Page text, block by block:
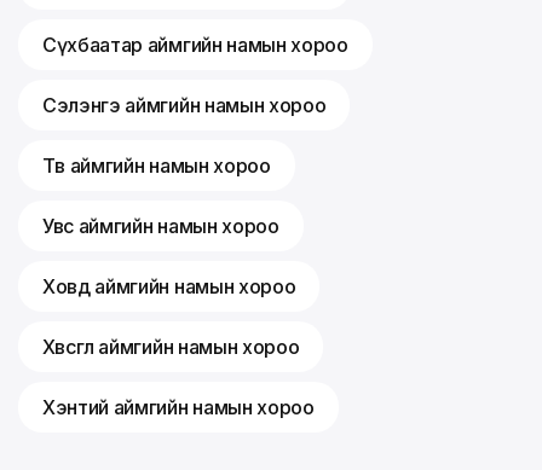
Сүхбаатар аймгийн намын хороо
Сэлэнгэ аймгийн намын хороо
Төв аймгийн намын хороо
Увс аймгийн намын хороо
Ховд аймгийн намын хороо
Хөвсгөл аймгийн намын хороо
Хэнтий аймгийн намын хороо